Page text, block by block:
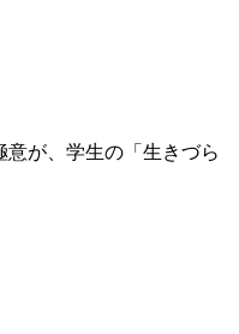
が、学生の「生きづら